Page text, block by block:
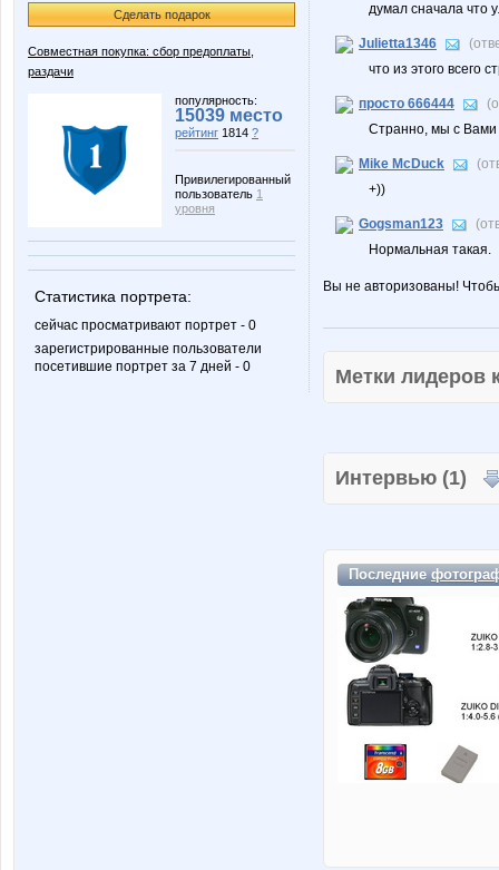
Сделать подарок
Совместная покупка: сбор предоплаты,
раздачи
популярность:
15039 место
рейтинг 1814 ?
Привилегированный
пользователь 1
уровня
Статистика портрета:
сейчас просматривают портрет - 0
зарегистрированные пользователи
посетившие портрет за 7 дней - 0
думал сначала что
Julietta1346
что из этого всего
просто 666444
Странно, мы с Вами
Mike McDuck
+))
Gogsman123
Нормальная такая.
Вы не авторизованы!
Метки
Интервью (1)
Последние